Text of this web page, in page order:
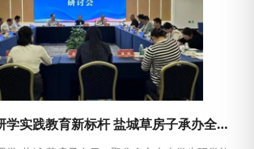
文学沃土铸就研学实践教育新标杆 盐城草房子承办全市研学旅行联动发展会议